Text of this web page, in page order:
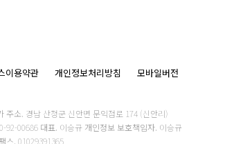
이용약관 개인정보처리방침 모바일버전
주소. 경남 산청군 신안면 문익점로 174 (신안리)
92-00686 대표. 이승규 개인정보 보호책임자. 이승규
팩스. 01029391365